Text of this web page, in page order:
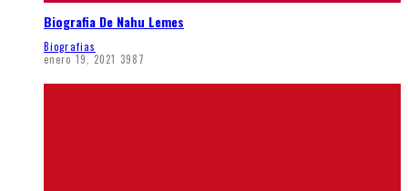
Biografia De Nahu Lemes
Biografias
enero 19, 2021 3987